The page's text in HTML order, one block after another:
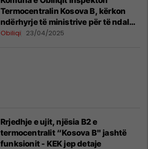
Termocentralin Kosova B, kërkon
ndërhyrje të ministrive për të ndalur
ndotjen
Obiliqi 23/04/2025
Rrjedhje e ujit, njësia B2 e
termocentralit “Kosova B" jashtë
funksionit - KEK jep detaje